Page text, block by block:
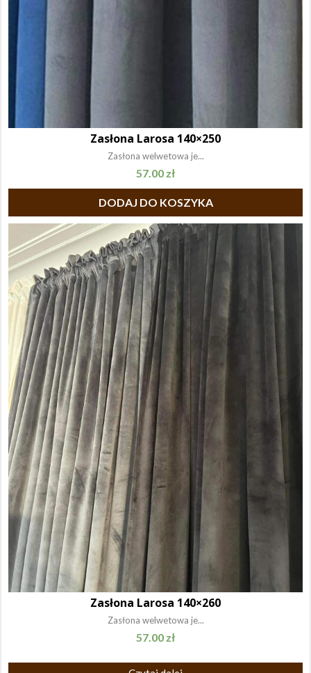
Zasłona Larosa 140×250
Zasłona welwetowa je...
57.00 zł
DODAJ DO KOSZYKA
Zasłona Larosa 140×260
Zasłona welwetowa je...
57.00 zł